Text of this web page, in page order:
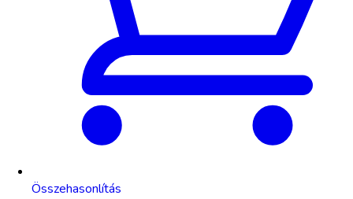
Összehasonlítás